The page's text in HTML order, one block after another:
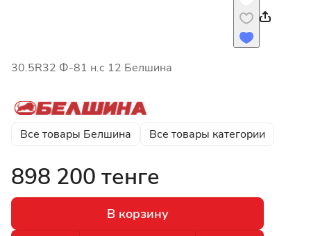
30.5R32 Ф-81 н.с 12 Белшина
Все товары Белшина Все товары категории
898 200 тенге
В корзину